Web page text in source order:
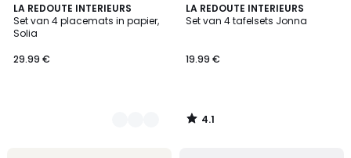
LA REDOUTE INTERIEURS
Set van 4 placemats in papier,
Solia
€.
29.99 €
2
Kleuren
LA REDOUTE INTERIEURS
Set van 4 tafelsets Jonna
19.99 €
4.1
/ 5
4.1
/